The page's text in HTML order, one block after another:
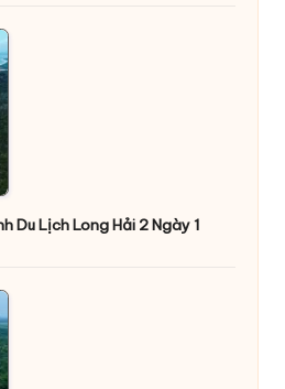
Du Lịch Long Hải 2 Ngày 1